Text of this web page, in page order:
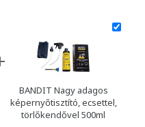
BANDIT Nagy adagos
képernyőtisztító, ecsettel,
törlőkendővel 500ml